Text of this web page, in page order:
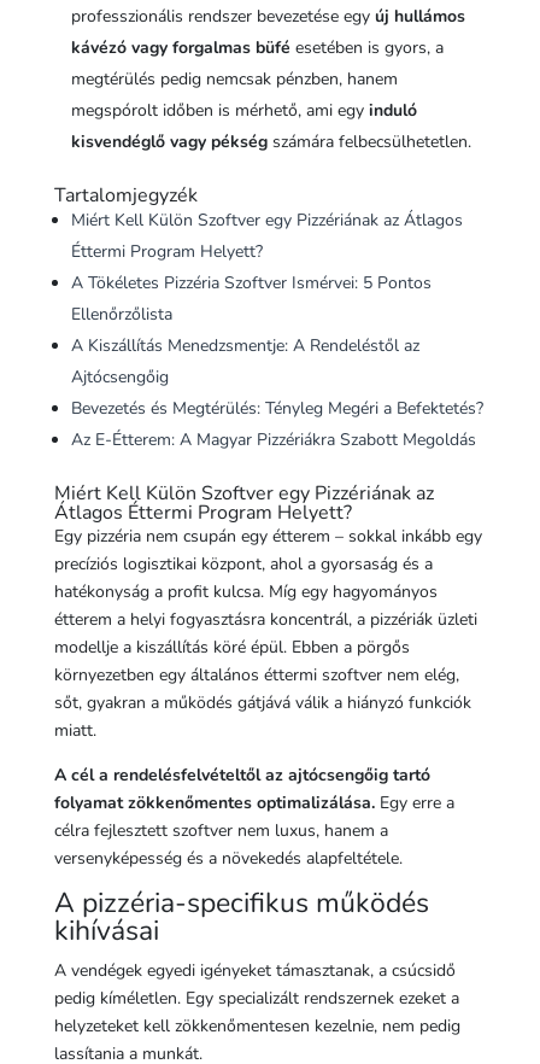
professzionális rendszer bevezetése egy új hullámos
kávézó vagy forgalmas büfé esetében is gyors, a
megtérülés pedig nemcsak pénzben, hanem
megspórolt időben is mérhető, ami egy induló
kisvendéglő vagy pékségszámára felbecsülhetetlen.
Tartalomjegyzék
Miért Kell Külön Szoftver egy Pizzériának az Átlagos
Éttermi Program Helyett?
A Tökéletes Pizzéria Szoftver Ismérvei: 5 Pontos
Ellenőrzőlista
A Kiszállítás Menedzsmentje: A Rendeléstől az
Ajtócsengőig
Bevezetés és Megtérülés: Tényleg Megéri a Befektetés?
Az E-Étterem: A Magyar Pizzériákra Szabott Megoldás
Miért Kell Külön Szoftver egy Pizzériának az
Átlagos Éttermi Program Helyett?
Egy pizzéria nem csupán egy étterem – sokkal inkább egy
precíziós logisztikai központ, ahol a gyorsaság és a
hatékonyság a profit kulcsa. Míg egy hagyományos
étterem a helyi fogyasztásra koncentrál, a pizzériák üzleti
modellje a kiszállítás köré épül. Ebben a pörgős
környezetben egy általános éttermi szoftver nem elég,
sőt, gyakran a működés gátjává válik a hiányzó funkciók
miatt.
A cél a rendelésfelvételtől az ajtócsengőig tartó
folyamat zökkenőmentes optimalizálása.Egy erre a
célra fejlesztett szoftver nem luxus, hanem a
versenyképesség és a növekedés alapfeltétele.
A pizzéria-specifikus működés
kihívásai
A vendégek egyedi igényeket támasztanak, a csúcsidő
pedig kíméletlen. Egy specializált rendszernek ezeket a
helyzeteket kell zökkenőmentesen kezelnie, nem pedig
lassítania a munkát.